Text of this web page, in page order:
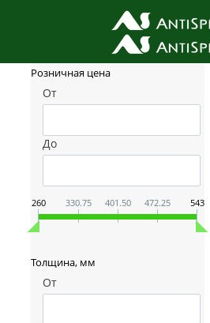
Фильтр товаров
Розничная цена
От
До
260 330.75 401.50 472.25 543
Толщина, мм
От